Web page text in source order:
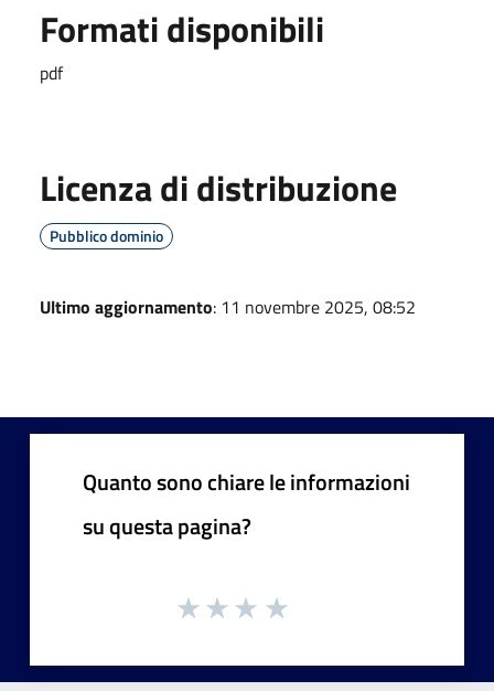
Formati disponibili
pdf
Licenza di distribuzione
Pubblico dominio
Ultimo aggiornamento: 11 novembre 2025, 08:52
Quanto sono chiare le informazioni
su questa pagina?